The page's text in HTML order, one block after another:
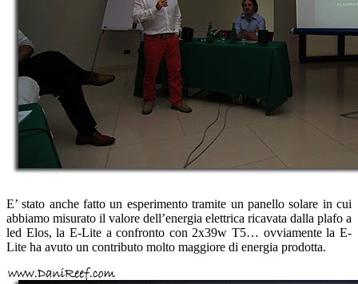
E’ stato anche fatto un esperimento tramite un panello solare in cui
abbiamo misurato il valore dell’energia elettrica ricavata dalla plafo a
led Elos, la E-Lite a confronto con 2x39w T5… ovviamente la E-
Lite ha avuto un contributo molto maggiore di energia prodotta.